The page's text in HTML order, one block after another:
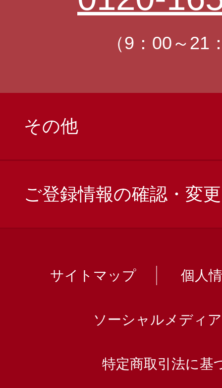
（9：00～21
その他
ご登録情報の確認・変更
サイトマップ 個人
ソーシャルメディ
特定商取引法に基